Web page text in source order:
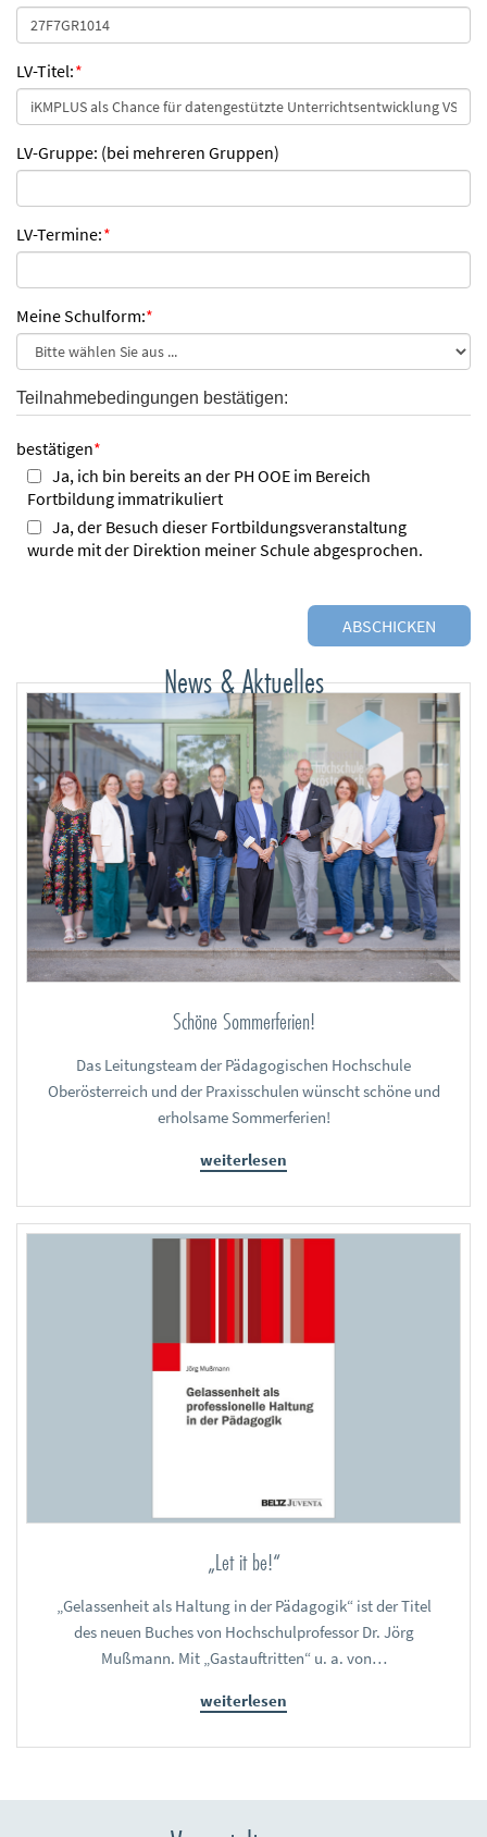
LV-Titel:*
LV-Gruppe: (bei mehreren Gruppen)
LV-Termine:*
Meine Schulform:*
Teilnahmebedingungen bestätigen:
bestätigen*
Ja, ich bin bereits an der PH OOE im Bereich
Fortbildung immatrikuliert
Ja, der Besuch dieser Fortbildungsveranstaltung
wurde mit der Direktion meiner Schule abgesprochen.
News & Aktuelles
Schöne Sommerferien!
Das Leitungsteam der Pädagogischen Hochschule
Oberösterreich und der Praxisschulen wünscht schöne und
erholsame Sommerferien!
weiterlesen
„Let it be!“
„Gelassenheit als Haltung in der Pädagogik“ ist der Titel
des neuen Buches von Hochschulprofessor Dr. Jörg
Mußmann. Mit „Gastauftritten“ u. a. von…
weiterlesen